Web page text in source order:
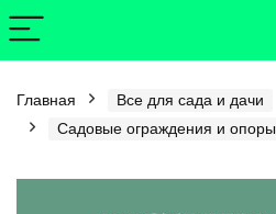
Главная Все для сада и дачи
Садовые ограждения и опоры